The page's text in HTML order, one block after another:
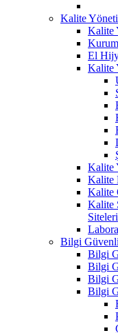
Kalite
Kalite
El
Kalite
Kalite
Kalite
Kalite
Kalite
Siteleri
Bilgi
Bilgi
Bilgi
Bilgi
Bilgi